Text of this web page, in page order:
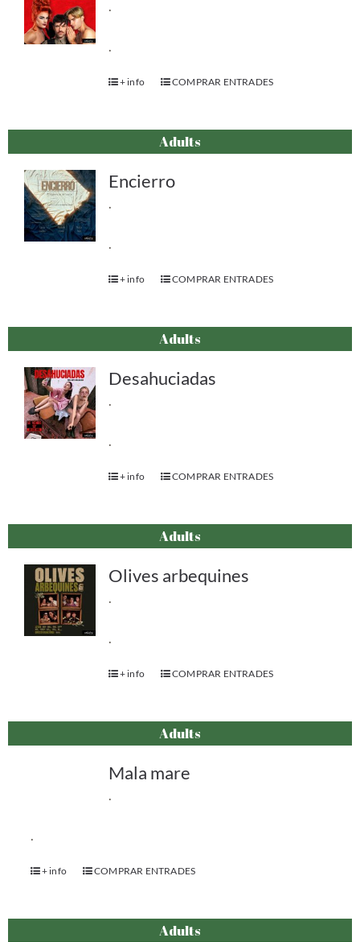
.
.
+ info COMPRAR ENTRADES
Adults
Encierro
.
.
+ info COMPRAR ENTRADES
Adults
Desahuciadas
.
.
+ info COMPRAR ENTRADES
Adults
Olives arbequines
.
.
+ info COMPRAR ENTRADES
Adults
Mala mare
.
.
+ info COMPRAR ENTRADES
Adults